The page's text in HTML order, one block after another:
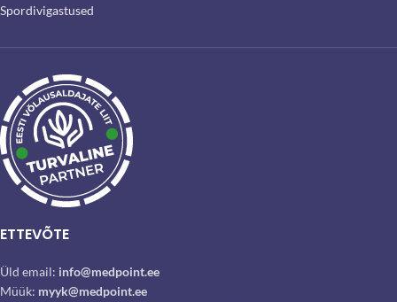
Spordivigastused
ETTEVÕTE
Üld email: info@medpoint.ee
Müük: myyk@medpoint.ee